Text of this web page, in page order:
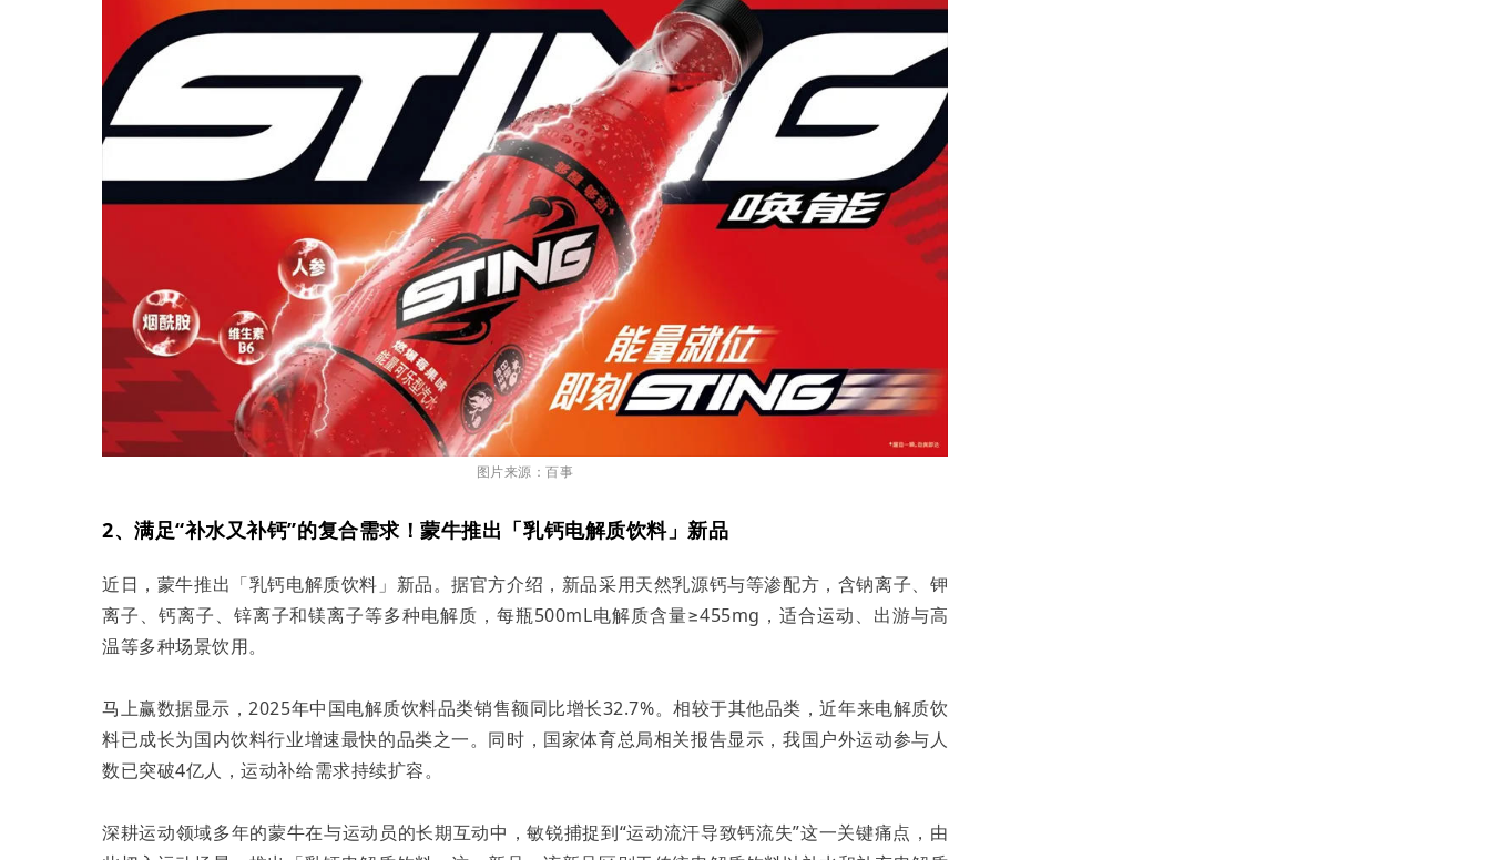
图片来源：百事
2、满足“补水又补钙”的复合需求！蒙牛推出「乳钙电解质饮料」新品
近日，蒙牛推出「乳钙电解质饮料」新品。据官方介绍，新品采用天然乳源钙与等渗配方，含钠离子、钾
离子、钙离子、锌离子和镁离子等多种电解质，每瓶500mL电解质含量≥455mg，适合运动、出游与高
温等多种场景饮用。
马上赢数据显示，2025年中国电解质饮料品类销售额同比增长32.7%。相较于其他品类，近年来电解质饮
料已成长为国内饮料行业增速最快的品类之一。同时，国家体育总局相关报告显示，我国户外运动参与人
数已突破4亿人，运动补给需求持续扩容。
深耕运动领域多年的蒙牛在与运动员的长期互动中，敏锐捕捉到“运动流汗导致钙流失”这一关键痛点，由